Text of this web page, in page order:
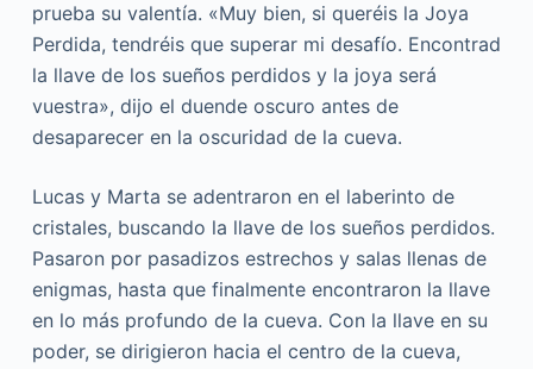
prueba su valentía. «Muy bien, si queréis la Joya
Perdida, tendréis que superar mi desafío. Encontrad
la llave de los sueños perdidos y la joya será
vuestra», dijo el duende oscuro antes de
desaparecer en la oscuridad de la cueva.
Lucas y Marta se adentraron en el laberinto de
cristales, buscando la llave de los sueños perdidos.
Pasaron por pasadizos estrechos y salas llenas de
enigmas, hasta que finalmente encontraron la llave
en lo más profundo de la cueva. Con la llave en su
poder, se dirigieron hacia el centro de la cueva,